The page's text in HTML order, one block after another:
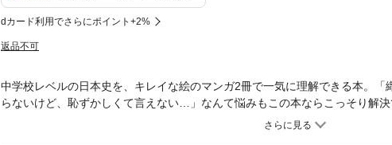
dカード利用でさらにポイント+2%
返品不可
中学校レベルの日本史を、キレイな絵のマンガ2冊で一気に理解できる本。
らないけど、恥ずかしくて言えない…」なんて悩みもこの本ならこっそり解決